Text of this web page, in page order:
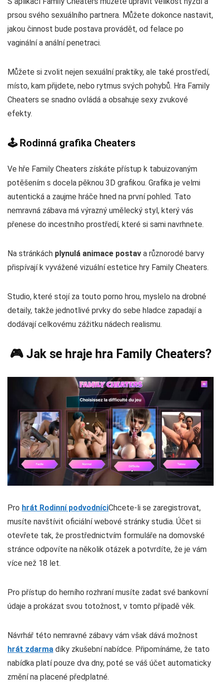
prsou svého sexuálního partnera. Můžete dokonce nastavit,
jakou činnost bude postava provádět, od felace po
vaginální a anální penetraci.
Můžete si zvolit nejen sexuální praktiky, ale také prostředí,
místo, kam přijdete, nebo rytmus svých pohybů. Hra Family
Cheaters se snadno ovládá a obsahuje sexy zvukové
efekty.
🕹️ Rodinná grafika Cheaters
Ve hře Family Cheaters získáte přístup k tabuizovaným
potěšením s docela pěknou 3D grafikou. Grafika je velmi
autentická a zaujme hráče hned na první pohled. Tato
nemravná zábava má výrazný umělecký styl, který vás
přenese do incestního prostředí, které si sami navrhnete.
Na stránkách plynulá animace postav a různorodé barvy
přispívají k vyvážené vizuální estetice hry Family Cheaters.
Studio, které stojí za touto porno hrou, myslelo na drobné
detaily, takže jednotlivé prvky do sebe hladce zapadají a
dodávají celkovému zážitku nádech realismu.
🎮 Jak se hraje hra Family Cheaters?
Pro hrát Rodinní podvodníciChcete-li se zaregistrovat,
musíte navštívit oficiální webové stránky studia. Účet si
otevřete tak, že prostřednictvím formuláře na domovské
stránce odpovíte na několik otázek a potvrdíte, že je vám
více než 18 let.
Pro přístup do herního rozhraní musíte zadat své bankovní
údaje a prokázat svou totožnost, v tomto případě věk.
Návrhář této nemravné zábavy vám však dává možnost
hrát zdarma díky zkušební nabídce. Připomínáme, že tato
nabídka platí pouze dva dny, poté se váš účet automaticky
změní na placené předplatné.